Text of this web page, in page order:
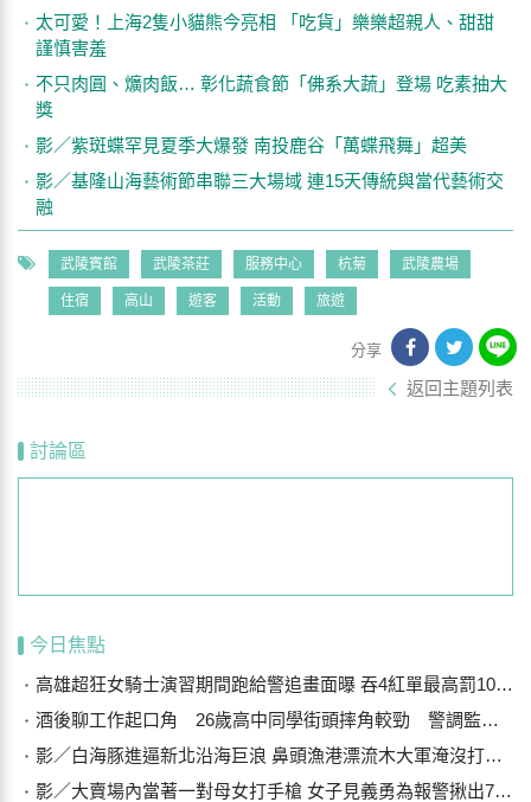
太可愛！上海2隻小貓熊今亮相 「吃貨」樂樂超親人、甜甜
謹慎害羞
不只肉圓、爌肉飯… 彰化蔬食節「佛系大蔬」登場 吃素抽大
獎
影／紫斑蝶罕見夏季大爆發 南投鹿谷「萬蝶飛舞」超美
影／基隆山海藝術節串聯三大場域 連15天傳統與當代藝術交
融
武陵賓館 武陵茶莊 服務中心 杭菊 武陵農場
住宿 高山 遊客 活動 旅遊
分享
返回主題列表
討論區
今日焦點
高雄超狂女騎士演習期間跑給警追畫面曝 吞4紅單最高罰10萬被送醫
酒後聊工作起口角 26歲高中同學街頭摔角較勁 警調監視器還原真相
影／白海豚進逼新北沿海巨浪 鼻頭漁港漂流木大軍淹沒打上岸
影／大賣場內當著一對母女打手槍 女子見義勇為報警揪出7旬翁